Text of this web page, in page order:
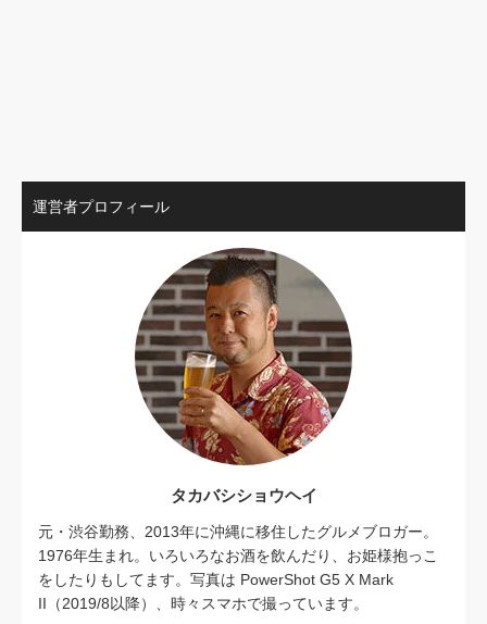
運営者プロフィール
タカバシショウヘイ
元・渋谷勤務、2013年に沖縄に移住したグルメブロガー。
1976年生まれ。いろいろなお酒を飲んだり、お姫様抱っこ
をしたりもしてます。写真は PowerShot G5 X Mark
II（2019/8以降）、時々スマホで撮っています。